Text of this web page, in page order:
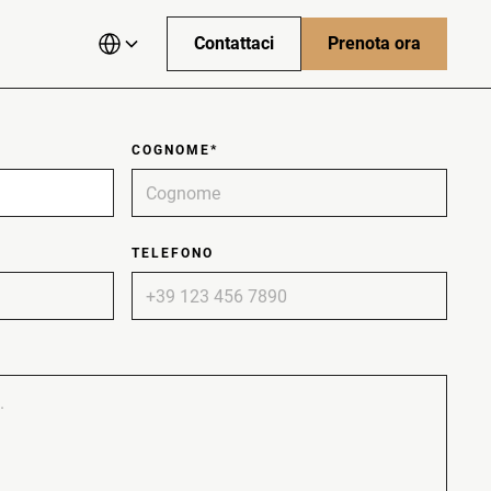
due balconi con viste spettacolari sulle Alpi.
Nederlands
Contattaci Prenota ora
COGNOME*
TELEFONO